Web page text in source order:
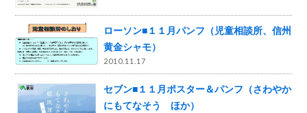
ローソン■１１月パンフ（児童相談所、信州
黄金シャモ）
2010.11.17
セブン■１１月ポスター＆パンフ（さわやか
にもてなそう ほか）